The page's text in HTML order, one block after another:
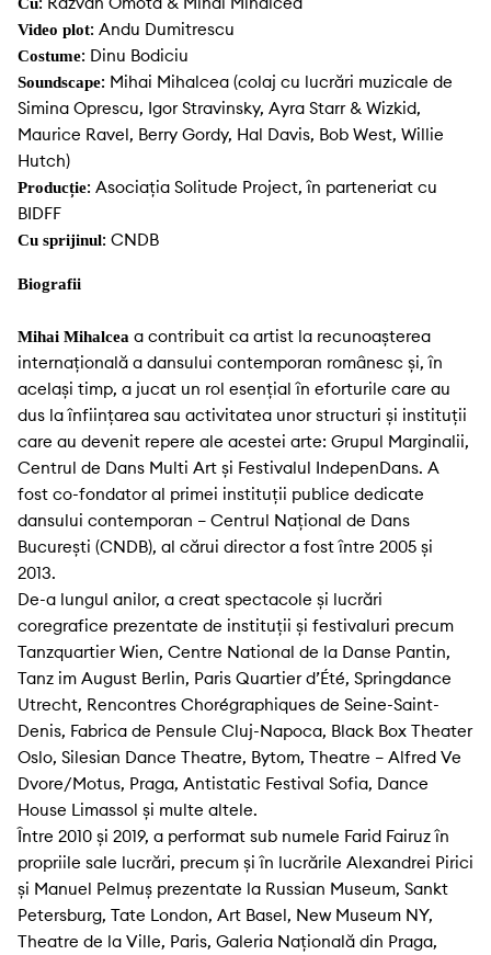
Video plot: Andu Dumitrescu
Costume: Dinu Bodiciu
Soundscape: Mihai Mihalcea (colaj cu lucrări muzicale de
Simina Oprescu, Igor Stravinsky, Ayra Starr & Wizkid,
Maurice Ravel, Berry Gordy, Hal Davis, Bob West, Willie
Hutch)
Producție: Asociația Solitude Project, în parteneriat cu
BIDFF
Cu sprijinul: CNDB
Biografii
Mihai Mihalcea a contribuit ca artist la recunoașterea
internațională a dansului contemporan românesc și, în
același timp, a jucat un rol esențial în eforturile care au
dus la înființarea sau activitatea unor structuri și instituții
care au devenit repere ale acestei arte: Grupul Marginalii,
Centrul de Dans Multi Art și Festivalul IndepenDans. A
fost co-fondator al primei instituții publice dedicate
dansului contemporan – Centrul Național de Dans
București (CNDB), al cărui director a fost între 2005 și
2013.
De-a lungul anilor, a creat spectacole și lucrări
coregrafice prezentate de instituții și festivaluri precum
Tanzquartier Wien, Centre National de la Danse Pantin,
Tanz im August Berlin, Paris Quartier d’Été, Springdance
Utrecht, Rencontres Chorégraphiques de Seine-Saint-
Denis, Fabrica de Pensule Cluj-Napoca, Black Box Theater
Oslo, Silesian Dance Theatre, Bytom, Theatre – Alfred Ve
Dvore/Motus, Praga, Antistatic Festival Sofia, Dance
House Limassol și multe altele.
Între 2010 și 2019, a performat sub numele Farid Fairuz în
propriile sale lucrări, precum și în lucrările Alexandrei Pirici
și Manuel Pelmuș prezentate la Russian Museum, Sankt
Petersburg, Tate London, Art Basel, New Museum NY,
Theatre de la Ville, Paris, Galeria Națională din Praga,